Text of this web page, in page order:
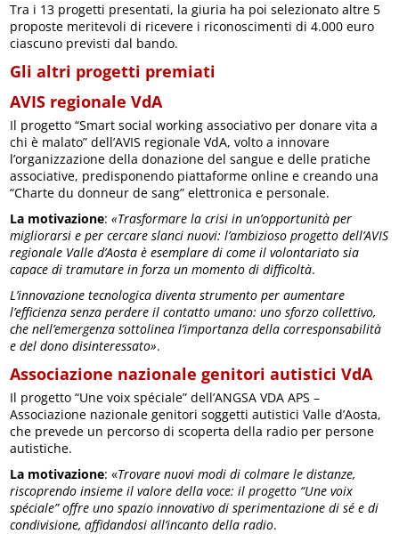
Tra i 13 progetti presentati, la giuria ha poi selezionato altre 5
proposte meritevoli di ricevere i riconoscimenti di 4.000 euro
ciascuno previsti dal bando.
Gli altri progetti premiati
AVIS regionale VdA
Il progetto “Smart social working associativo per donare vita a
chi è malato” dell’AVIS regionale VdA, volto a innovare
l’organizzazione della donazione del sangue e delle pratiche
associative, predisponendo piattaforme online e creando una
“Charte du donneur de sang” elettronica e personale.
La motivazione:«Trasformare la crisi in un’opportunità per
migliorarsi e per cercare slanci nuovi: l’ambizioso progetto dell’AVIS
regionale Valle d’Aosta è esemplare di come il volontariato sia
capace di tramutare in forza un momento di difficoltà.
L’innovazione tecnologica diventa strumento per aumentare
l’efficienza senza perdere il contatto umano: uno sforzo collettivo,
che nell’emergenza sottolinea l’importanza della corresponsabilità
e del dono disinteressato».
Associazione nazionale genitori autistici VdA
Il progetto “Une voix spéciale” dell’ANGSA VDA APS –
Associazione nazionale genitori soggetti autistici Valle d’Aosta,
che prevede un percorso di scoperta della radio per persone
autistiche.
La motivazione: «Trovare nuovi modi di colmare le distanze,
riscoprendo insieme il valore della voce: il progetto “Une voix
spéciale” offre uno spazio innovativo di sperimentazione di sé e di
condivisione, affidandosi all’incanto della radio.